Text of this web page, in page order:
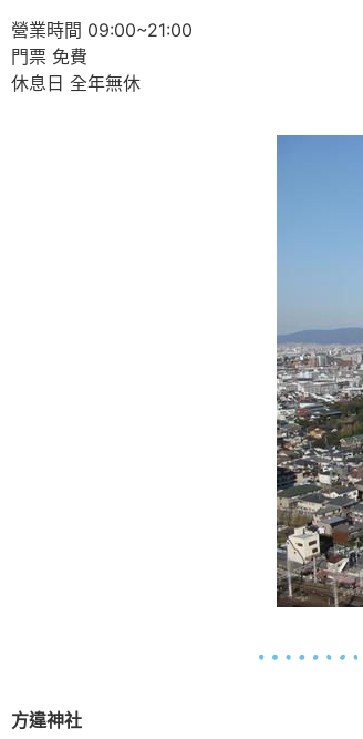
營業時間 09:00~21:00
門票 免費
休息日 全年無休
方違神社